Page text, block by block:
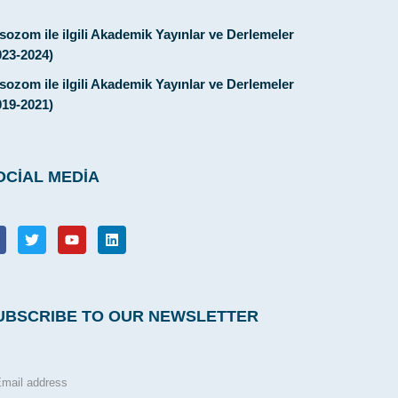
ile ilgili Akademik Yayınlar ve Derlemeler
2024)
ile ilgili Akademik Yayınlar ve Derlemeler
2021)
MEDIA
TO OUR NEWSLETTER​